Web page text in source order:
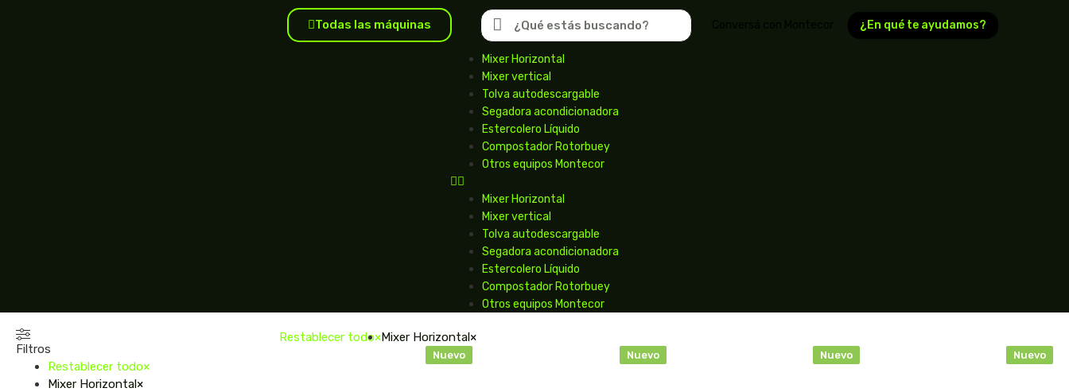
Todas las máquinas ¿En qué te ayudamos?
Mixer Horizontal
Mixer vertical
Tolva autodescargable
Segadora acondicionadora
Estercolero Líquido
Compostador Rotorbuey
Otros equipos Montecor
Mixer Horizontal
Mixer vertical
Tolva autodescargable
Segadora acondicionadora
Estercolero Líquido
Compostador Rotorbuey
Otros equipos Montecor
Filtros
Restablecer todo×
Mixer Horizontal×
Restablecer todo×Mixer Horizontal×
Nuevo Nuevo Nuevo Nuevo